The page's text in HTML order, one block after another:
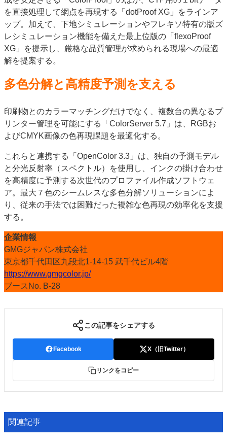
を直接処理して網点を再現する「dotProof XG」をラインア
ップ。加えて、下地シミュレーションやフレキソ特有の版ズ
レシミュレーション機能を備えた最上位版の「flexoProof
XG」を提示し、厳格な品質管理が求められる現場への最適
解を提案する。
多色分解と高精度予測を支える
印刷物とのカラーマッチングだけでなく、複数台の異なるプ
リンター管理を可能にする「ColorServer 5.7」は、RGBお
よびCMYK画像の色再現課題を最適化する。
これらと連携する「OpenColor 3.3」は、独自の予測モデル
と分光反射率（スペクトル）を使用し、インクの掛け合わせ
を高精度に予測する次世代のプロファイル作成ソフトウェ
ア。最大７色のシームレスな多色分解ソリューションによ
り、従来の手法では困難だった複雑な色再現の効率化を支援
する。
企業情報
GMGジャパン株式会社
東京都千代田区九段北1-14-15 武千代ビル4階
https://www.gmgcolor.jp/
ブースNo. B-28
この記事をシェアする
Facebook X（旧Twitter）
リンクをコピー
関連記事